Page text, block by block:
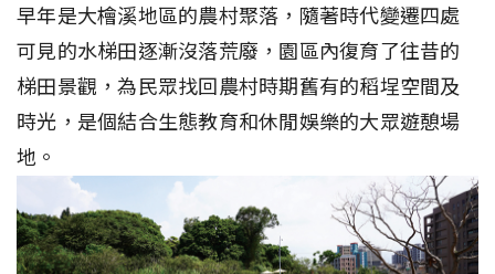
早年是大檜溪地區的農村聚落，隨著時代變遷四處
可見的水梯田逐漸沒落荒廢，園區內復育了往昔的
梯田景觀，為民眾找回農村時期舊有的稻埕空間及
時光，是個結合生態教育和休閒娛樂的大眾遊憩場
地。